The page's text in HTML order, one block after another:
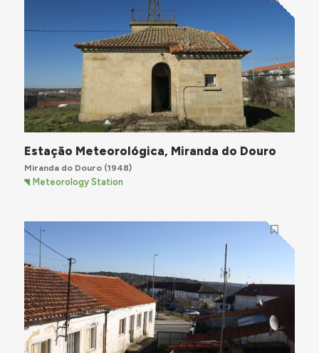
Estação Meteorológica, Miranda do Douro
Miranda do Douro(1948)
Meteorology Station